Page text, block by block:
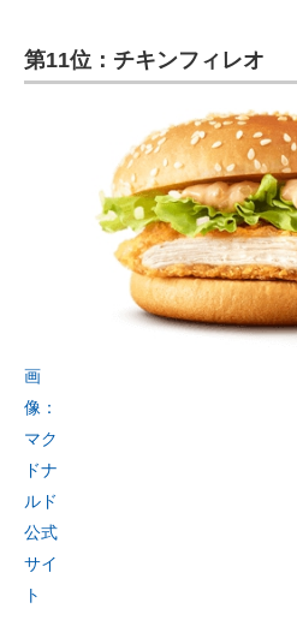
第11位：チキンフィレオ
画
像：
マク
ドナ
ルド
公式
サイ
ト